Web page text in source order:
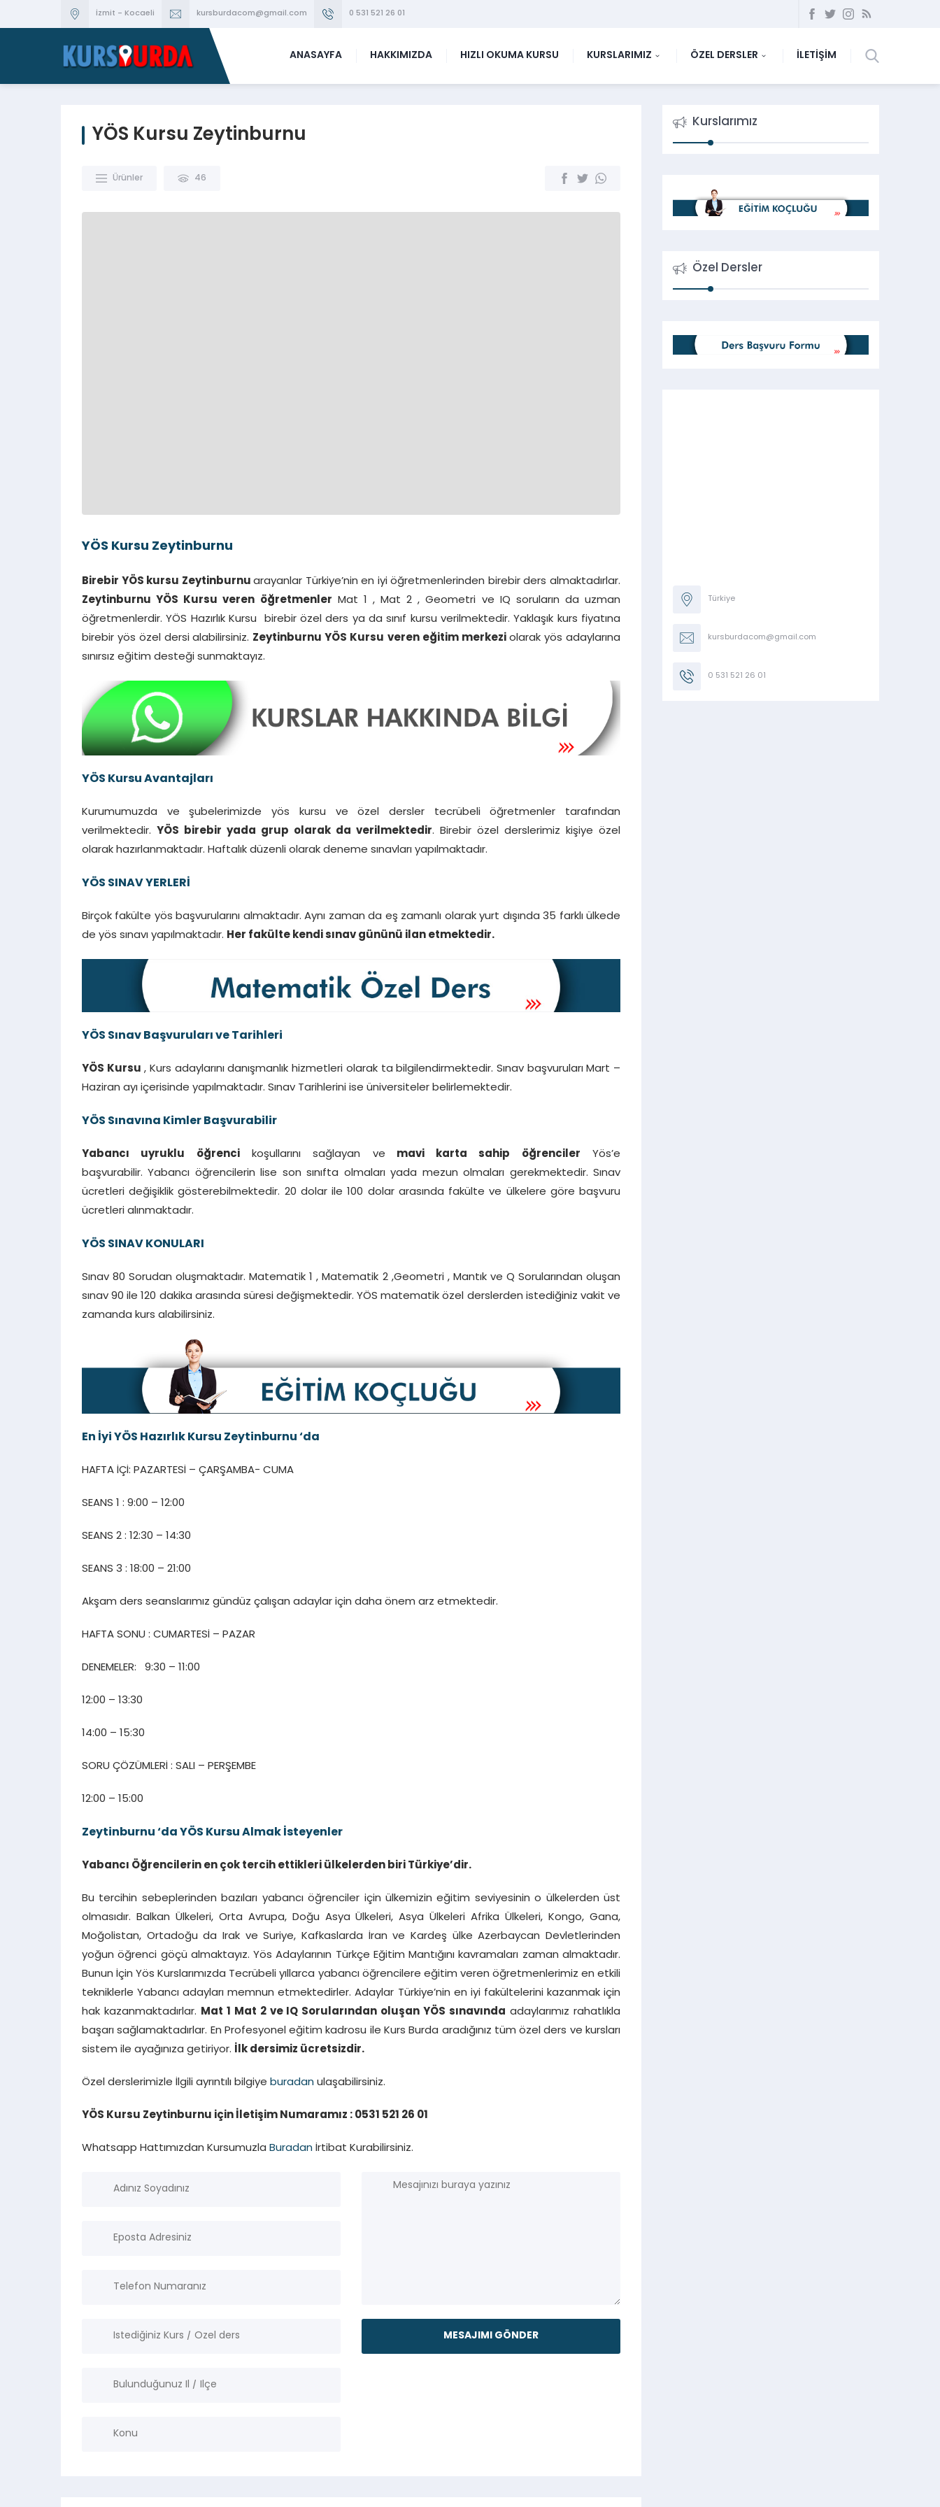
İzmit - Kocaeli kursburdacom@gmail.com 0 531 521 26 01
ANASAYFA HAKKIMIZDA HIZLI OKUMA KURSU KURSLARIMIZ ÖZEL DERSLER İLETİŞİM
YÖS Kursu Zeytinburnu
Ürünler 46
YÖS Kursu Zeytinburnu
Birebir YÖS kursu Zeytinburnuarayanlar Türkiye’nin en iyi öğretmenlerinden birebir ders almaktadırlar.
Zeytinburnu YÖS Kursu veren öğretmenler Mat 1 , Mat 2 , Geometri ve IQ soruların da uzman
öğretmenlerdir. YÖS Hazırlık Kursu birebir özel ders ya da sınıf kursu verilmektedir. Yaklaşık kurs fiyatına
birebir yös özel dersi alabilirsiniz. Zeytinburnu YÖS Kursu veren eğitim merkeziolarak yös adaylarına
sınırsız eğitim desteği sunmaktayız.
YÖS Kursu Avantajları
Kurumumuzda ve şubelerimizde yös kursu ve özel dersler tecrübeli öğretmenler tarafından
verilmektedir. YÖS birebir yada grup olarak da verilmektedir. Birebir özel derslerimiz kişiye özel
olarak hazırlanmaktadır. Haftalık düzenli olarak deneme sınavları yapılmaktadır.
YÖS SINAV YERLERİ
Birçok fakülte yös başvurularını almaktadır. Aynı zaman da eş zamanlı olarak yurt dışında 35 farklı ülkede
de yös sınavı yapılmaktadır. Her fakülte kendi sınav gününü ilan etmektedir.
YÖS Sınav Başvuruları ve Tarihleri
YÖS Kursu , Kurs adaylarını danışmanlık hizmetleri olarak ta bilgilendirmektedir. Sınav başvuruları Mart –
Haziran ayı içerisinde yapılmaktadır. Sınav Tarihlerini ise üniversiteler belirlemektedir.
YÖS Sınavına Kimler Başvurabilir
Yabancı uyruklu öğrencikoşullarını sağlayan ve mavi karta sahip öğrenciler Yös’e
başvurabilir. Yabancı öğrencilerin lise son sınıfta olmaları yada mezun olmaları gerekmektedir. Sınav
ücretleri değişiklik gösterebilmektedir. 20 dolar ile 100 dolar arasında fakülte ve ülkelere göre başvuru
ücretleri alınmaktadır.
YÖS SINAV KONULARI
Sınav 80 Sorudan oluşmaktadır. Matematik 1 , Matematik 2 ,Geometri , Mantık ve Q Sorularından oluşan
sınav 90 ile 120 dakika arasında süresi değişmektedir. YÖS matematik özel derslerden istediğiniz vakit ve
zamanda kurs alabilirsiniz.
En İyi YÖS Hazırlık Kursu Zeytinburnu ‘da
HAFTA İÇİ: PAZARTESİ – ÇARŞAMBA- CUMA
SEANS 1 : 9:00 – 12:00
SEANS 2 : 12:30 – 14:30
SEANS 3 : 18:00 – 21:00
Akşam ders seanslarımız gündüz çalışan adaylar için daha önem arz etmektedir.
HAFTA SONU : CUMARTESİ – PAZAR
DENEMELER: 9:30 – 11:00
12:00 – 13:30
14:00 – 15:30
SORU ÇÖZÜMLERİ : SALI – PERŞEMBE
12:00 – 15:00
Zeytinburnu ‘da YÖS Kursu Almak İsteyenler
Yabancı Öğrencilerin en çok tercih ettikleri ülkelerden biri Türkiye’dir.
Bu tercihin sebeplerinden bazıları yabancı öğrenciler için ülkemizin eğitim seviyesinin o ülkelerden üst
olmasıdır. Balkan Ülkeleri, Orta Avrupa, Doğu Asya Ülkeleri, Asya Ülkeleri Afrika Ülkeleri, Kongo, Gana,
Moğolistan, Ortadoğu da Irak ve Suriye, Kafkaslarda İran ve Kardeş ülke Azerbaycan Devletlerinden
yoğun öğrenci göçü almaktayız. Yös Adaylarının Türkçe Eğitim Mantığını kavramaları zaman almaktadır.
Bunun İçin Yös Kurslarımızda Tecrübeli yıllarca yabancı öğrencilere eğitim veren öğretmenlerimiz en etkili
tekniklerle Yabancı adayları memnun etmektedirler. Adaylar Türkiye’nin en iyi fakültelerini kazanmak için
hak kazanmaktadırlar.
Mat 1 Mat 2 ve IQ Sorularından oluşan YÖS sınavında adaylarımız rahatlıkla
başarı sağlamaktadırlar. En Profesyonel eğitim kadrosu ile Kurs Burda aradığınız tüm özel ders ve kursları
sistem ile ayağınıza getiriyor.
İlk dersimiz ücretsizdir.
Özel derslerimizle İlgili ayrıntılı bilgiye buradan ulaşabilirsiniz.
YÖS Kursu Zeytinburnu için İletişim Numaramız : 0531 521 26 01
Whatsapp Hattımızdan Kursumuzla Buradan İrtibat Kurabilirsiniz.
Kurslarımız
Özel Dersler
Türkiye
kursburdacom@gmail.com
0 531 521 26 01